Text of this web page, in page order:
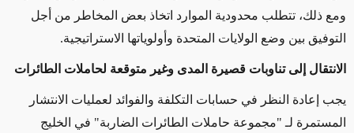
ومع ذلك، تتطلب محدودية الموارد اتخاذ بعض المخاطر من أجل
التوفيق بين وضع الولايات المتحدة وأولوياتها الاستراتيجية.
الانتقال إلى تناوبات قصيرة المدى وغير متوقعة لحاملات الطائرات
يجب إعادة النظر في حسابات التكلفة والفوائد لعمليات الانتشار
المستمرة لـ "مجموعة حاملات الطائرات الضاربة" في الخليج